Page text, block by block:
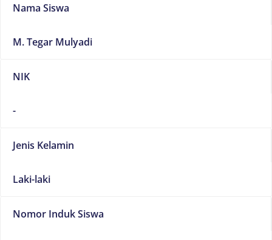
Nama Siswa
M. Tegar Mulyadi
NIK
-
Jenis Kelamin
Laki-laki
Nomor Induk Siswa